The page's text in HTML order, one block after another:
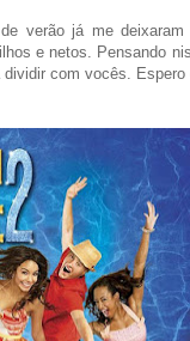
verão já me
e netos. Pensando
com vocês. Espero